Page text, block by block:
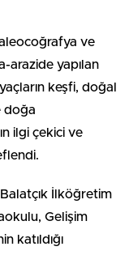
ve
arazide yapılan
keşfi, doğal
doğa
ilgi çekici ve
Balatçık İlköğretim
Gelişim
katıldığı